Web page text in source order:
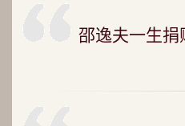
邵逸夫一生捐